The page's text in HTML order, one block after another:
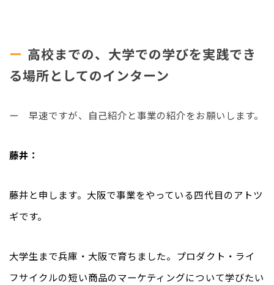
高校までの、大学での学びを実践でき
る場所としてのインターン
ー　早速ですが、自己紹介と事業の紹介をお願いします。
藤井：
藤井と申します。大阪で事業をやっている四代目のアトツ
ギです。
大学生まで兵庫・大阪で育ちました。プロダクト・ライ
フサイクルの短い商品のマーケティングについて学びたい